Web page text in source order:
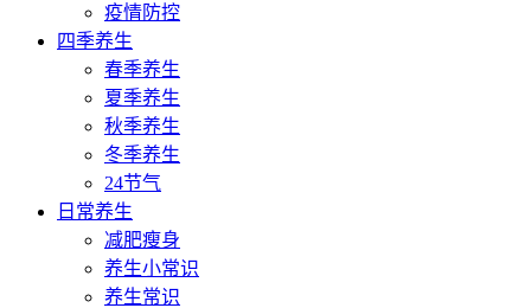
疫情防控
四季养生
春季养生
夏季养生
秋季养生
冬季养生
24节气
日常养生
减肥瘦身
养生小常识
养生常识